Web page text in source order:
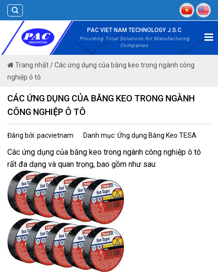
Skip
to
content
PAC VIET NAM TECHNOLOGY J.S.C
Providing Total Solutions for Manufacturing
Companies
Trang nhất/Các ứng dụng của băng keo trong ngành công
nghiệp ô tô
CÁC ỨNG DỤNG CỦA BĂNG KEO TRONG NGÀNH
CÔNG NGHIỆP Ô TÔ
Đăng bởi: pacvietnam Danh mục: Ứng dụng Băng Keo TESA
Các ứng dụng của băng keo trong ngành công nghiệp ô tô
rất đa dạng và quan trọng, bao gồm như sau: